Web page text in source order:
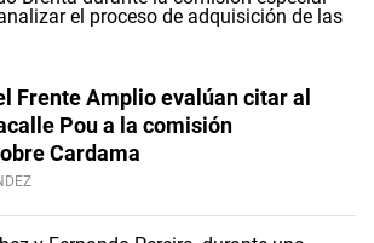
Frente Amplio evalúan citar al
Pou a la comisión
Cardama